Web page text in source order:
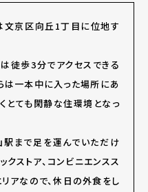
文京区向丘1丁目に位地す
徒歩3分でアクセスできる
は一本中に入った場所にあ
とても閑静な住環境となっ
まで足を運んでいただけ
クストア、コンビニエンスス
アなので、休日の外食をし